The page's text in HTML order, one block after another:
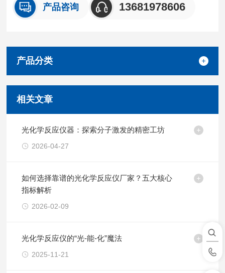
产品咨询 13681978606
产品分类
相关文章
光化学反应仪器：探索分子激发的精密工坊
2026-04-27
如何选择靠谱的光化学反应仪厂家？五大核心
指标解析
2026-02-09
光化学反应仪的“光-能-化”魔法
2025-11-21